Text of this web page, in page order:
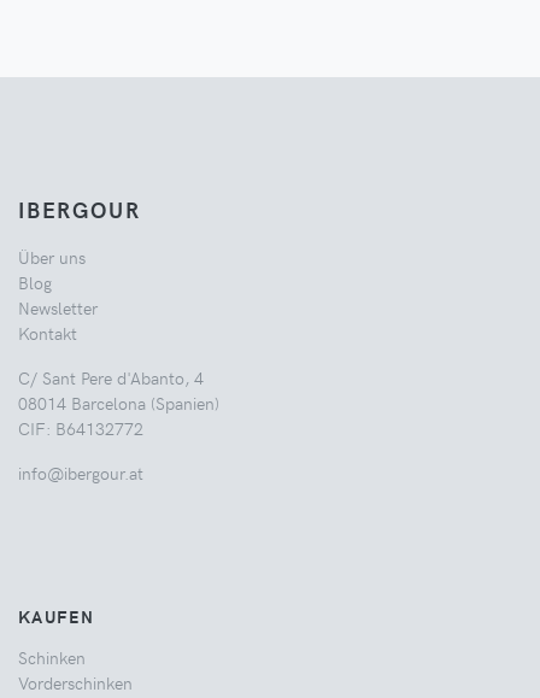
IBERGOUR
Über uns
Blog
Newsletter
Kontakt
C/ Sant Pere d'Abanto, 4
08014 Barcelona (Spanien)
CIF: B64132772
info@ibergour.at
KAUFEN
Schinken
Vorderschinken